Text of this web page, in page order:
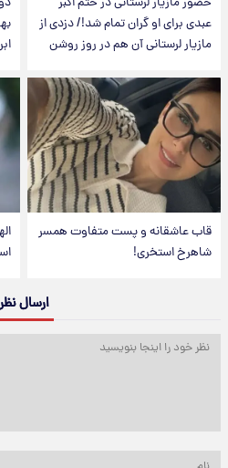
عبدی برای او گران تمام شد!/ دزدی از
مازیار لرستانی آن هم در روز روشن
قاب عاشقانه و پست متفاوت همسر
شاهرخ استخری!
ارسال نظر